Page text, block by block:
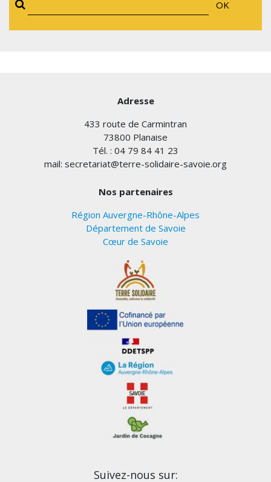
OK
Adresse
433 route de Carmintran
73800 Planaise
Tél. : 04 79 84 41 23
mail: secretariat@terre-solidaire-savoie.org
Nos partenaires
Région Auvergne-Rhône-Alpes
Département de Savoie
Cœur de Savoie
Suivez-nous sur: